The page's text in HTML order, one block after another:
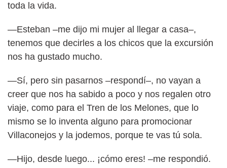
toda la vida.
—Esteban –me dijo mi mujer al llegar a casa–,
tenemos que decirles a los chicos que la excursión
nos ha gustado mucho.
—Sí, pero sin pasarnos –respondí–, no vayan a
creer que nos ha sabido a poco y nos regalen otro
viaje, como para el Tren de los Melones, que lo
mismo se lo inventa alguno para promocionar
Villaconejos y la jodemos, porque te vas tú sola.
—Hijo, desde luego... ¡cómo eres! –me respondió.